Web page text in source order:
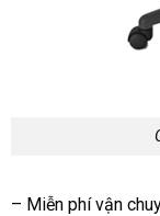
– Miễn phí vận